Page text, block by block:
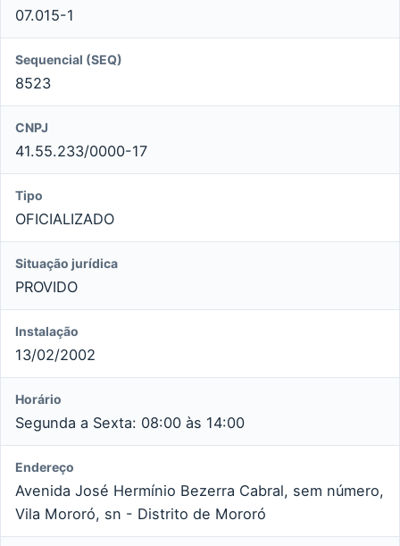
07.015-1
Sequencial (SEQ)
8523
CNPJ
41.55.233/0000-17
Tipo
OFICIALIZADO
Situação jurídica
PROVIDO
Instalação
13/02/2002
Horário
Segunda a Sexta: 08:00 às 14:00
Endereço
Avenida José Hermínio Bezerra Cabral, sem número,
Vila Mororó, sn - Distrito de Mororó